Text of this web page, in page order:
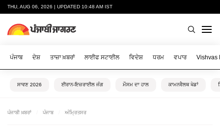
THU, AUG 06, 2026 | UPDATED 10:48 AM IST
ਪੰਜਾਬ ਦੇਸ਼ ਤਾਜ਼ਾ ਖ਼ਬਰਾਂ ਲਾਈਫ ਸਟਾਈਲ ਵਿਦੇਸ਼ ਧਰਮ ਵਪਾਰ Vishvas
ਸਾਵਣ 2026 ਈਰਾਨ-ਇਜ਼ਰਾਈਲ ਜੰਗ ਮੌਸਮ ਦਾ ਹਾਲ ਕਾਮਨਵੈਲਥ ਖੇਡਾਂ
ਪੰਜਾਬੀ ਖ਼ਬਰਾਂ ਪੰਜਾਬ ਅੰਮ੍ਰਿਤਸਰ